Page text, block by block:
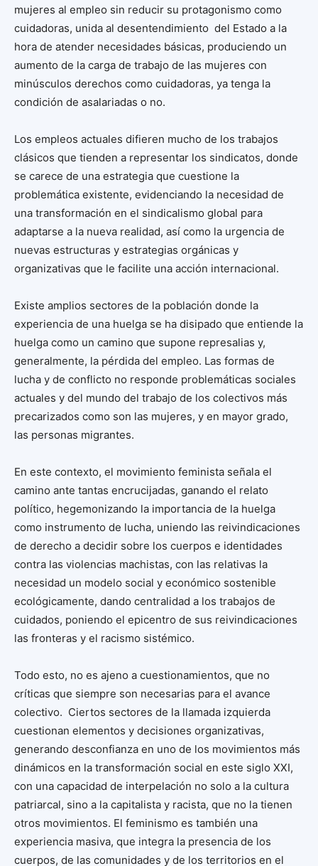
mujeres al empleo sin reducir su protagonismo como
cuidadoras, unida al desentendimiento del Estado a la
hora de atender necesidades básicas, produciendo un
aumento de la carga de trabajo de las mujeres con
minúsculos derechos como cuidadoras, ya tenga la
condición de asalariadas o no.
Los empleos actuales difieren mucho de los trabajos
clásicos que tienden a representar los sindicatos, donde
se carece de una estrategia que cuestione la
problemática existente, evidenciando la necesidad de
una transformación en el sindicalismo global para
adaptarse a la nueva realidad, así como la urgencia de
nuevas estructuras y estrategias orgánicas y
organizativas que le facilite una acción internacional.
Existe amplios sectores de la población donde la
experiencia de una huelga se ha disipado que entiende la
huelga como un camino que supone represalias y,
generalmente, la pérdida del empleo. Las formas de
lucha y de conflicto no responde problemáticas sociales
actuales y del mundo del trabajo de los colectivos más
precarizados como son las mujeres, y en mayor grado,
las personas migrantes.
En este contexto, el movimiento feminista señala el
camino ante tantas encrucijadas, ganando el relato
político, hegemonizando la importancia de la huelga
como instrumento de lucha, uniendo las reivindicaciones
de derecho a decidir sobre los cuerpos e identidades
contra las violencias machistas, con las relativas la
necesidad un modelo social y económico sostenible
ecológicamente, dando centralidad a los trabajos de
cuidados, poniendo el epicentro de sus reivindicaciones
las fronteras y el racismo sistémico.
Todo esto, no es ajeno a cuestionamientos, que no
críticas que siempre son necesarias para el avance
colectivo. Ciertos sectores de la llamada izquierda
cuestionan elementos y decisiones organizativas,
generando desconfianza en uno de los movimientos más
dinámicos en la transformación social en este siglo XXI,
con una capacidad de interpelación no solo a la cultura
patriarcal, sino a la capitalista y racista, que no la tienen
otros movimientos. El feminismo es también una
experiencia masiva, que integra la presencia de los
cuerpos, de las comunidades y de los territorios en el